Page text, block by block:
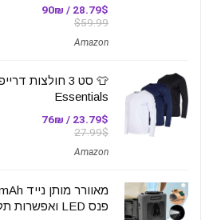
28.79$ / 90₪
$59.99
Amazon
Essentials
23.79$ / 76₪
27.99$
Amazon
פנס LED ואפשרות תלייה על הצוואר